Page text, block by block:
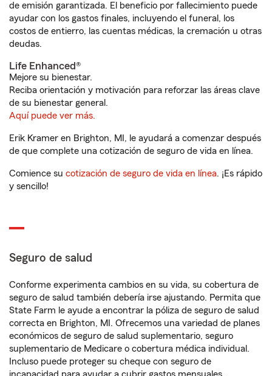
de emisión garantizada. El beneficio por fallecimiento puede
ayudar con los gastos finales, incluyendo el funeral, los
costos de entierro, las cuentas médicas, la cremación u otras
deudas.
Life Enhanced®
Mejore su bienestar.
Reciba orientación y motivación para reforzar las áreas clave
de su bienestar general.
Aquí puede ver más.
Erik Kramer en Brighton, MI, le ayudará a comenzar después
de que complete una cotización de seguro de vida en línea.
Comience su cotización de seguro de vida en línea. ¡Es rápido
y sencillo!
Seguro de salud
Conforme experimenta cambios en su vida, su cobertura de
seguro de salud también debería irse ajustando. Permita que
State Farm le ayude a encontrar la póliza de seguro de salud
correcta en Brighton, MI. Ofrecemos una variedad de planes
económicos de seguro de salud suplementario, seguro
suplementario de Medicare o cobertura médica individual.
Incluso puede proteger su cheque con seguro de